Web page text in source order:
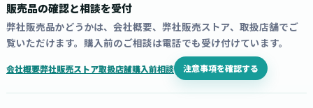
販売品の確認と相談を受付
弊社販売品かどうかは、会社概要、弊社販売ストア、取扱店舗でご
覧いただけます。購入前のご相談は電話でも受け付けています。
会社概要弊社販売ストア取扱店舗購入前相談 注意事項を確認する